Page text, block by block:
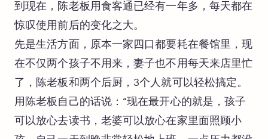
到现在，陈老板用食客通已经有一年多，每天都在
惊叹使用前后的变化之大。
先是生活方面，原本一家四口都要耗在餐馆里，现
在不仅两个孩子不用来，妻子也不用每天来店里忙
了，陈老板和两个后厨，3个人就可以轻松搞定。
用陈老板自己的话说：“现在最开心的就是，孩子
可以放心去读书，老婆可以放心在家里面照顾小